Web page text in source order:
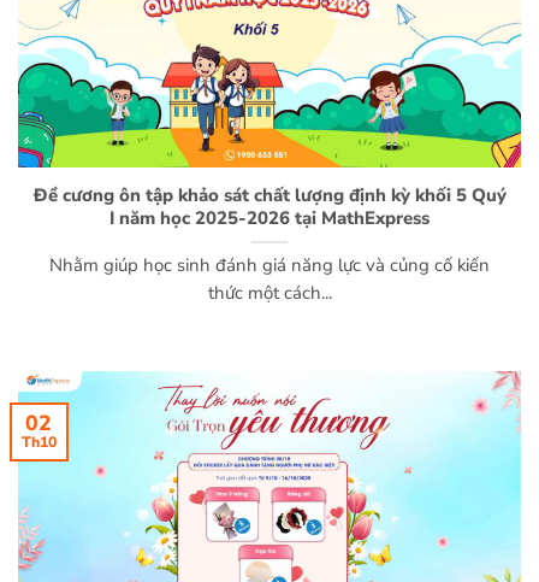
Đề cương ôn tập khảo sát chất lượng định kỳ khối 5 Quý
I năm học 2025-2026 tại MathExpress
Nhằm giúp học sinh đánh giá năng lực và củng cố kiến
thức một cách...
02
Th10